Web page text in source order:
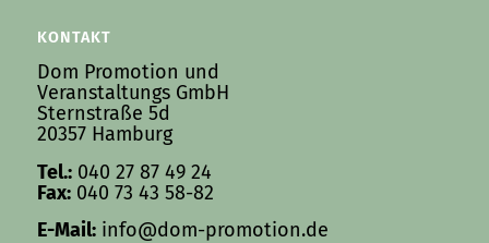
KONTAKT
Dom Promotion und
Veranstaltungs GmbH
Sternstraße 5d
20357 Hamburg
Tel.:040 27 87 49 24
Fax:040 73 43 58-82
E-Mail: info@dom-promotion.de